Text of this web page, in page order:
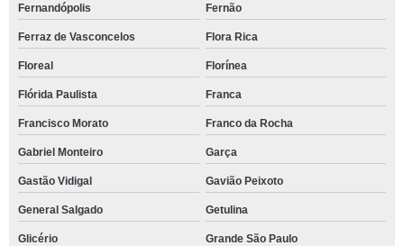
Fernandópolis Fernão
Ferraz de Vasconcelos Flora Rica
Floreal Florínea
Flórida Paulista Franca
Francisco Morato Franco da Rocha
Gabriel Monteiro Garça
Gastão Vidigal Gavião Peixoto
General Salgado Getulina
Glicério Grande São Paulo